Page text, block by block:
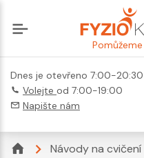
Dnes je otevřeno 7:00-20:30
Volejte od 7:00-19:00
Napište nám
Návody na cvičení